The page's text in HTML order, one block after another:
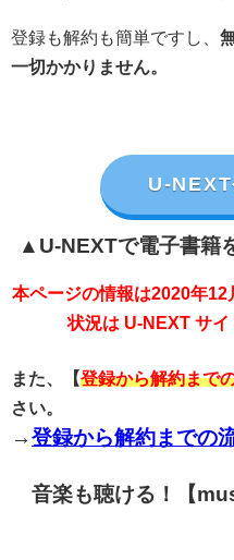
登録も解約も簡単ですし、
一切かかりません。
U-NEXT
▲U-NEXTで電子書籍
本ページの情報は2020年
状況は U-NEXT サイ
また、【登録から解約まで
さい。
→ 登録から解約までの
音楽も聴ける！【